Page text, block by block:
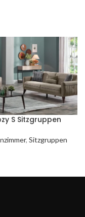
S Sitzgruppen
, Sitzgruppen